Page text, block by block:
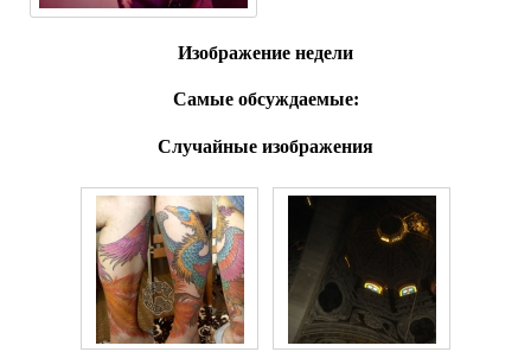
Изображение недели
Самые обсуждаемые:
Случайные изображения